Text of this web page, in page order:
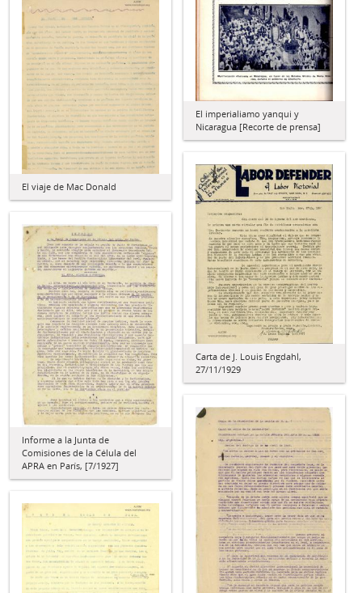
El imperialiamo yanqui y
Nicaragua [Recorte de prensa]
El viaje de Mac Donald
Carta de J. Louis Engdahl,
27/11/1929
Informe a la Junta de
Comisiones de la Célula del
APRA en París, [7/1927]